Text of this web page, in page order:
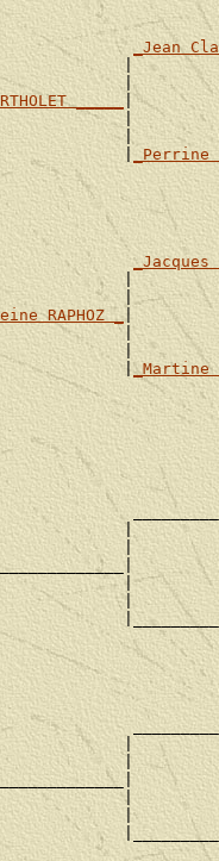
_Jean
|
|
_____ |
|
|
|
_Perrine
| _Jacques
|
|
RAPHOZ _
|
|
| _Martine
|
|
|
|
|
|